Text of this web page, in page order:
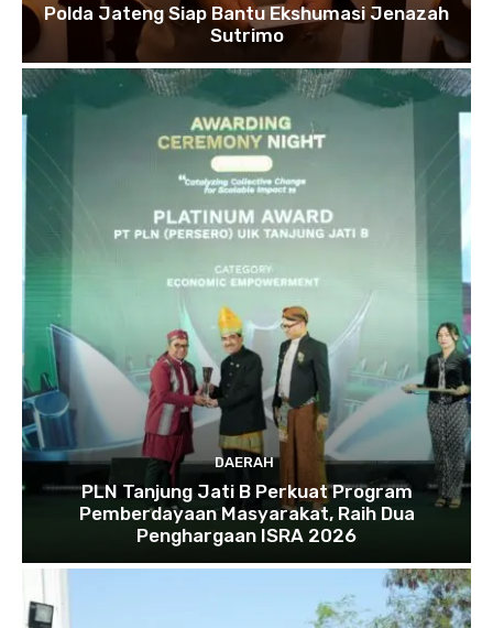
Polda Jateng Siap Bantu Ekshumasi Jenazah
Sutrimo
DAERAH
PLN Tanjung Jati B Perkuat Program
Pemberdayaan Masyarakat, Raih Dua
Penghargaan ISRA 2026